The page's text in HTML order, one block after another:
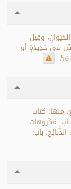
وقِيل
في حَدِيدَةٍ أو
كتاب
مَكْروهات
باب: